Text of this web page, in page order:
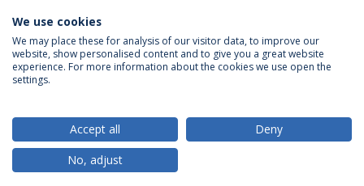
Saúde
Prova Pública
Política de Privacidade
Termos & Condições
© 2026 Universidade Católica Portuguesa
We use cookies
We may place these for analysis of our visitor data, to improve our
website, show personalised content and to give you a great website
experience. For more information about the cookies we use open the
settings.
Accept all
Deny
No, adjust